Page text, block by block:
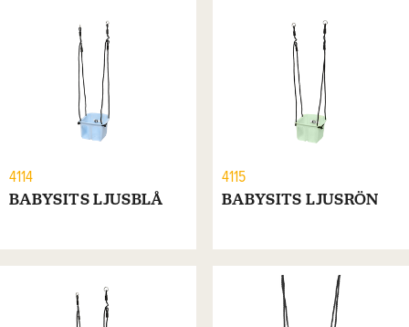
4114
BABYSITS LJUSBLÅ
4115
BABYSITS LJUSRÖN